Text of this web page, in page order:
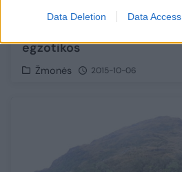
Data Deletion Data Access
egzotikos
Žmonės 2015-10-06